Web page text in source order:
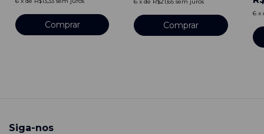
Comprar Comprar
6 x
Siga-nos